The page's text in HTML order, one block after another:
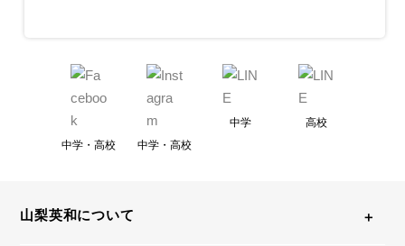
中学・高校 中学・高校
中学 高校
山梨英和について